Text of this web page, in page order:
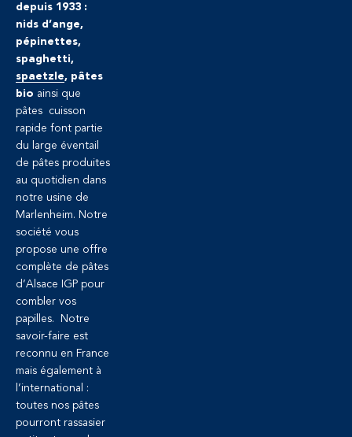
depuis 1933 :
nids d’ange,
pépinettes,
spaghetti,
spaetzle, pâtes
bio ainsi que
pâtes cuisson
rapide font partie
du large éventail
de pâtes produites
au quotidien dans
notre usine de
Marlenheim. Notre
société vous
propose une offre
complète de pâtes
d’Alsace IGP pour
combler vos
papilles. Notre
savoir-faire est
reconnu en France
mais également à
l’international :
toutes nos pâtes
pourront rassasier